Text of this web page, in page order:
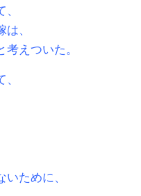
、
えついた。
ために、